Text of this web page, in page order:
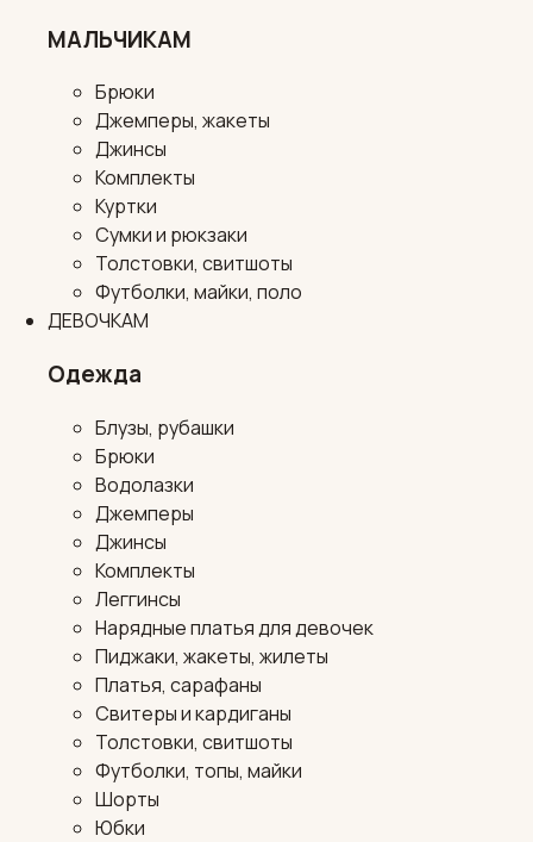
МАЛЬЧИКАМ
Брюки
Джемперы, жакеты
Джинсы
Комплекты
Куртки
Сумки и рюкзаки
Толстовки, свитшоты
Футболки, майки, поло
ДЕВОЧКАМ
Одежда
Блузы, рубашки
Брюки
Водолазки
Джемперы
Джинсы
Комплекты
Леггинсы
Нарядные платья для девочек
Пиджаки, жакеты, жилеты
Платья, сарафаны
Свитеры и кардиганы
Толстовки, свитшоты
Футболки, топы, майки
Шорты
Юбки